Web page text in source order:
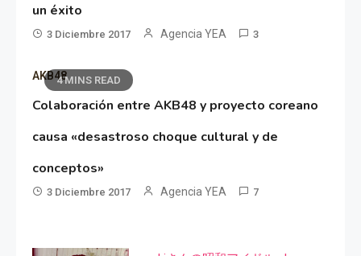
un éxito
3 Diciembre 2017 Agencia YEA 3
4 MINS READ
AKB48
Colaboración entre AKB48 y proyecto coreano
causa «desastroso choque cultural y de
conceptos»
3 Diciembre 2017 Agencia YEA 7